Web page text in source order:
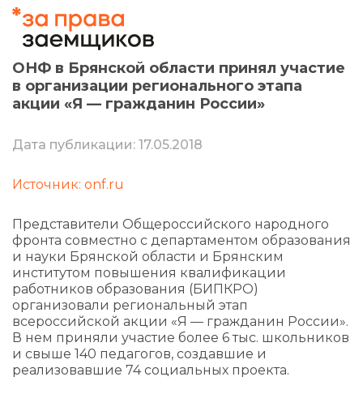
ОНФ в Брянской области принял участие
в организации регионального этапа
акции «Я — гражданин России»
Дата публикации: 17.05.2018
Источник: onf.ru
Представители Общероссийского народного
фронта совместно с департаментом образования
и науки Брянской области и Брянским
институтом повышения квалификации
работников образования (БИПКРО)
организовали региональный этап
всероссийской акции «Я — гражданин России».
В нем приняли участие более 6 тыс. школьников
и свыше 140 педагогов, создавшие и
реализовавшие 74 социальных проекта.